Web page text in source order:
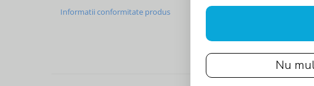
Informatii conformitate produs
Nu